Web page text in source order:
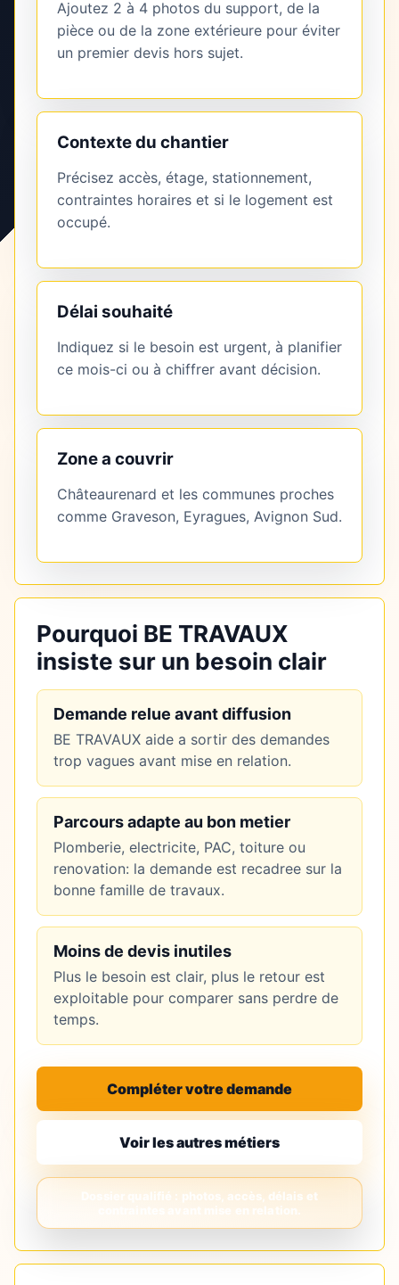
Ajoutez 2 à 4 photos du support, de la
pièce ou de la zone extérieure pour éviter
un premier devis hors sujet.
Contexte du chantier
Précisez accès, étage, stationnement,
contraintes horaires et si le logement est
occupé.
Délai souhaité
Indiquez si le besoin est urgent, à planifier
ce mois-ci ou à chiffrer avant décision.
Zone a couvrir
Châteaurenard et les communes proches
comme Graveson, Eyragues, Avignon Sud.
Pourquoi BE TRAVAUX
insiste sur un besoin clair
Demande relue avant diffusion
BE TRAVAUX aide a sortir des demandes
trop vagues avant mise en relation.
Parcours adapte au bon metier
Plomberie, electricite, PAC, toiture ou
renovation: la demande est recadree sur la
bonne famille de travaux.
Moins de devis inutiles
Plus le besoin est clair, plus le retour est
exploitable pour comparer sans perdre de
temps.
Compléter votre demande
Voir les autres métiers